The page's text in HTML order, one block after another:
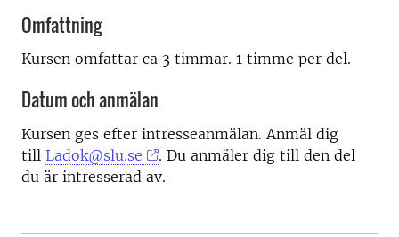
Omfattning
Kursen omfattar ca 3 timmar. 1 timme per del.
Datum och anmälan
Kursen ges efter intresseanmälan. Anmäl dig
till Ladok@slu.se
. Du anmäler dig till den del
du är intresserad av.